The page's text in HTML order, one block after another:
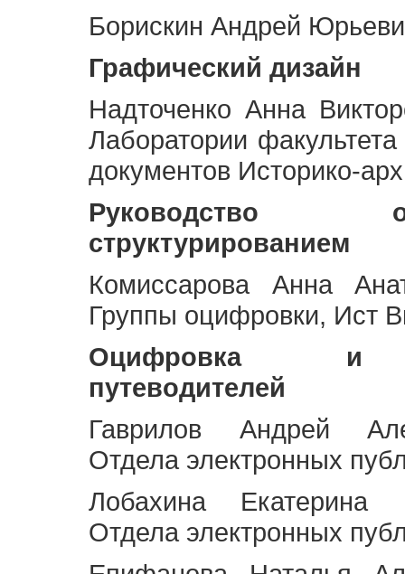
Борискин Андрей
Графический дизайн
Надточенко Анна
Лаборатории
документов Историко-
Руководство
структурированием
Комиссарова Анна
Группы оцифровки, Ист
Оцифровка и
путеводителей
Гаврилов Андрей
Отдела электронных
Лобахина Екатерина
Отдела электронных